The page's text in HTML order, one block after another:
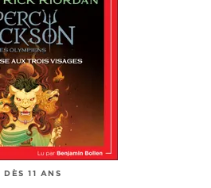
DÈS 11 ANS